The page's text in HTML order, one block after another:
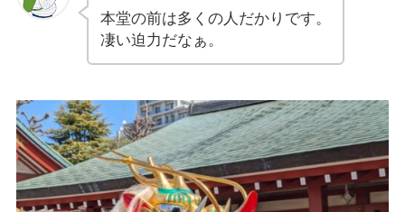
本堂の前は多くの人だかりです。
凄い迫力だなぁ。